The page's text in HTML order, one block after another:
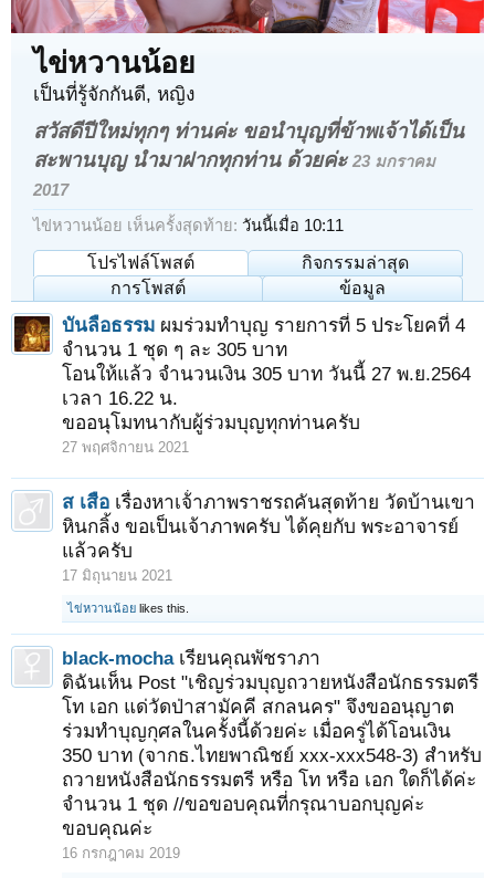
ไข่หวานน้อย
เป็นที่รู้จักกันดี, หญิง
สวัสดีปีใหม่ทุกๆ ท่านค่ะ ขอนำบุญที่ข้าพเจ้าได้เป็น
สะพานบุญ นำมาฝากทุกท่าน ด้วยค่ะ23 มกราคม
2017
ไข่หวานน้อย เห็นครั้งสุดท้าย: วันนี้เมื่อ 10:11
โปรไฟล์โพสต์
กิจกรรมล่าสุด
การโพสต์
ข้อมูล
บันลือธรรม ผมร่วมทำบุญ รายการที่ 5 ประโยคที่ 4
จำนวน 1 ชุด ๆ ละ 305 บาท
โอนให้แล้ว จำนวนเงิน 305 บาท วันนี้ 27 พ.ย.2564
เวลา 16.22 น.
ขออนุโมทนากับผู้ร่วมบุญทุกท่านครับ
27 พฤศจิกายน 2021
ส เสือ เรื่องหาเจ้่าภาพราชรถคันสุดท้าย วัดบ้านเขา
หินกลิ้ง ขอเป็นเจ้าภาพครับ ได้คุยกับ พระอาจารย์
แล้วครับ
17 มิถุนายน 2021
ไข่หวานน้อย likes this.
black-mocha เรียนคุณพัชราภา
ดิฉันเห็น Post "เชิญร่วมบุญถวายหนังสือนักธรรมตรี
โท เอก แด่วัดป่าสามัคคี สกลนคร" จึงขออนุญาต
ร่วมทำบุญกุศลในครั้งนี้ด้วยค่ะ เมื่อครู่ได้โอนเงิน
350 บาท (จากธ.ไทยพาณิชย์ xxx-xxx548-3) สำหรับ
ถวายหนังสือนักธรรมตรี หรือ โท หรือ เอก ใดก็ได้ค่ะ
จำนวน 1 ชุด //ขอขอบคุณที่กรุณาบอกบุญค่ะ
ขอบคุณค่ะ
16 กรกฎาคม 2019